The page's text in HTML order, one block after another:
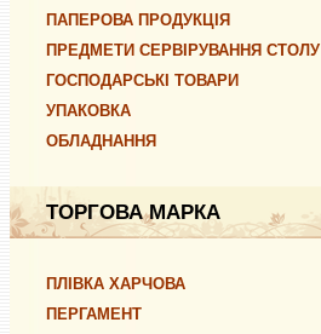
ПАПЕРОВА ПРОДУКЦІЯ
ПРЕДМЕТИ СЕРВІРУВАННЯ СТОЛУ
ГОСПОДАРСЬКІ ТОВАРИ
УПАКОВКА
ОБЛАДНАННЯ
ТОРГОВА МАРКА
ПЛІВКА ХАРЧОВА
ПЕРГАМЕНТ